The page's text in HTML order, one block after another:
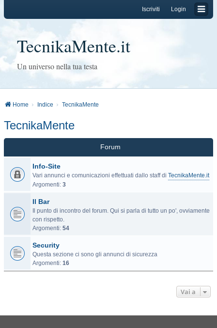
Login
Iscriviti
TecnikaMente.it
Un universo nella tua testa
Home Indice TecnikaMente
TecnikaMente
Forum
Info-Site
Vari annunci e comunicazioni effettuati dallo staff di TecnikaMente.it
Argomenti: 3
Il Bar
Il punto di incontro del forum. Qui si parla di tutto un po', ovviamente
con rispetto.
Argomenti: 54
Security
Questa sezione ci sono gli annunci di sicurezza
Argomenti: 16
Vai a